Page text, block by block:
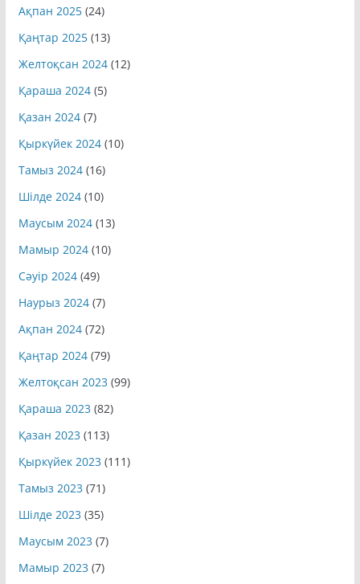
Ақпан 2025(24)
Қаңтар 2025(13)
Желтоқсан 2024(12)
Қараша 2024(5)
Қазан 2024(7)
Қыркүйек 2024(10)
Тамыз 2024(16)
Шілде 2024(10)
Маусым 2024(13)
Мамыр 2024(10)
Сәуір 2024(49)
Наурыз 2024(7)
Ақпан 2024(72)
Қаңтар 2024(79)
Желтоқсан 2023 (99)
Қараша 2023 (82)
Қазан 2023 (113)
Қыркүйек 2023 (111)
Тамыз 2023 (71)
Шілде 2023 (35)
Маусым 2023 (7)
Мамыр 2023 (7)